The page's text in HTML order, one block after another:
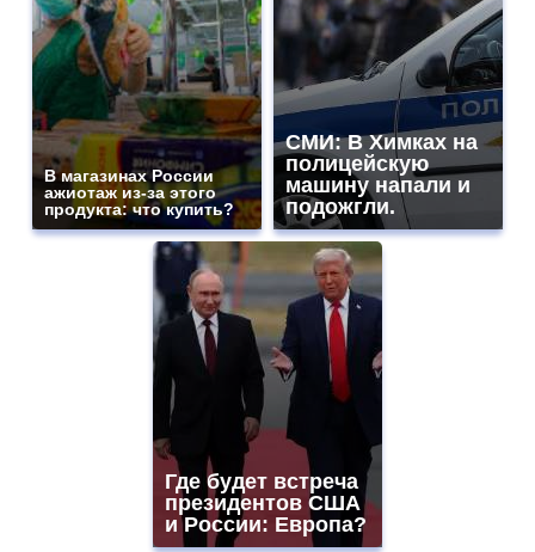
В магазинах России
ажиотаж из-за этого
продукта: что купить?
СМИ: В Химках на
полицейскую
машину напали и
подожгли.
Где будет встреча
президентов США
и России: Европа?